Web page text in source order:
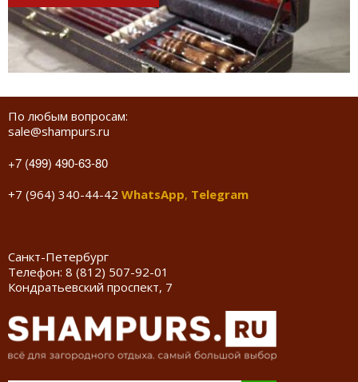
По любым вопросам:
sale@shampurs.ru
+7 (499) 490-63-80
+7 (964) 340-44-42 WhatsApp, Telegram
Санкт-Петербург
Телефон: 8 (812) 507-92-01
Кондратьевский проспект, 7